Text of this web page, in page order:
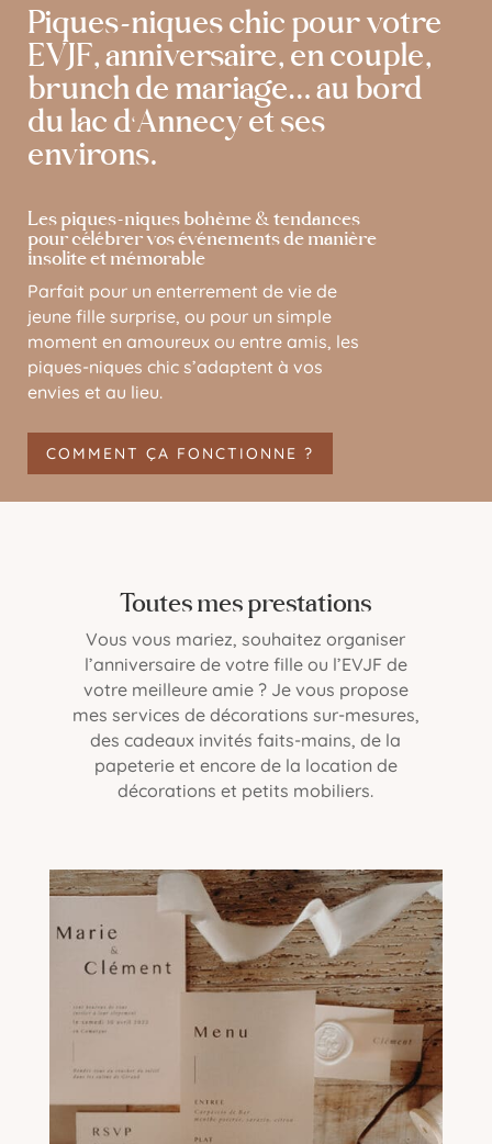
Piques-niques chic pour votre
EVJF, anniversaire, en couple,
brunch de mariage… au bord
du lac d’Annecy et ses
environs.
Les piques-niques bohème & tendances
pour célébrer vos événements de manière
insolite et mémorable
Parfait pour un enterrement de vie de
jeune fille surprise, ou pour un simple
moment en amoureux ou entre amis, les
piques-niques chic s’adaptent à vos
envies et au lieu.
COMMENT ÇA FONCTIONNE ?
Toutes mes prestations
Vous vous mariez, souhaitez organiser
l’anniversaire de votre fille ou l’EVJF de
votre meilleure amie ? Je vous propose
mes services de décorations sur-mesures,
des cadeaux invités faits-mains, de la
papeterie et encore de la location de
décorations et petits mobiliers.